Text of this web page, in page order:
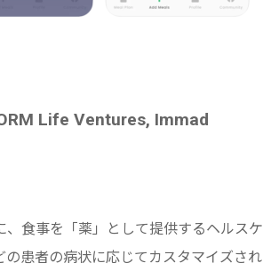
Life Ventures, Immad
食事を「薬」として提供するヘルスケ
患者の病状に応じてカスタマイズされ